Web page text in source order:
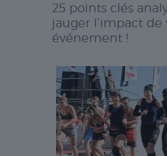
25 points clés
jauger l’impact de
événement !